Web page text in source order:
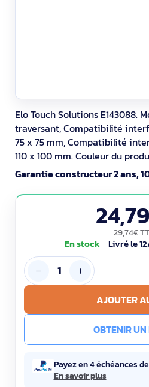
Elo Touch Solutions E143088.
traversant, Compatibilité
75 x 75 mm, Compatibilité
110 x 100 mm. Couleur du
Garantie constructeur 2 ans,
29,74€
En stock Livré le
AJOUTER
OBTENIR
Payez en 4 échéances
En savoir plus